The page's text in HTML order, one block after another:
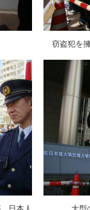
窃盗犯を